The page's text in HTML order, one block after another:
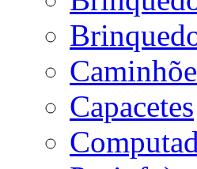
Capacetes